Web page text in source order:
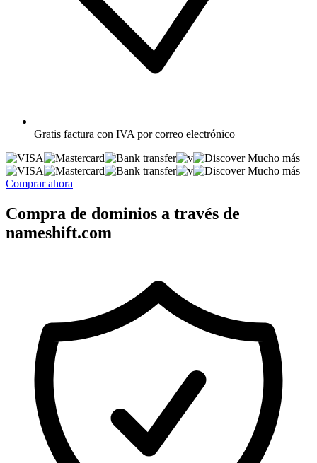
Gratis factura con IVA por correo electrónico
Mucho más
Mucho más
Comprar ahora
Compra de dominios a través de
nameshift.com